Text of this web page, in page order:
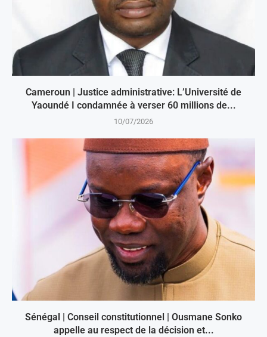
Cameroun | Justice administrative: L’Université de
Yaoundé I condamnée à verser 60 millions de...
10/07/2026
Sénégal | Conseil constitutionnel | Ousmane Sonko
appelle au respect de la décision et...